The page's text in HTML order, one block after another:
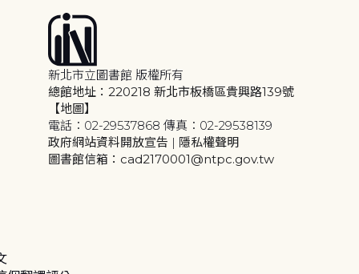
新北市立圖書館 版權所有
總館地址：220218 新北市板橋區貴興路139號
【地圖】
電話：02-29537868 傳真：02-29538139
政府網站資料開放宣告 | 隱私權聲明
圖書館信箱：cad2170001@ntpc.gov.tw